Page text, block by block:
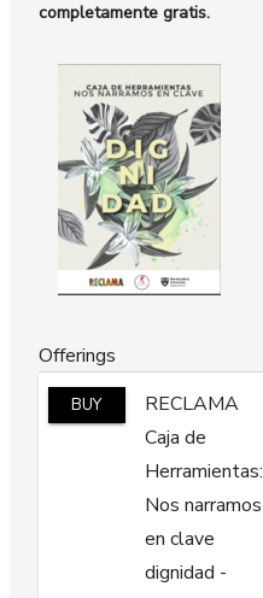
completamente gratis.
Offerings
BUY
RECLAMA
Caja de
Herramientas:
Nos narramos
en clave
dignidad -